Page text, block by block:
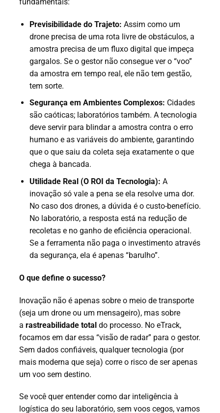
Previsibilidade do Trajeto: Assim como um
drone precisa de uma rota livre de obstáculos, a
amostra precisa de um fluxo digital que impeça
gargalos. Se o gestor não consegue ver o “voo”
da amostra em tempo real, ele não tem gestão,
tem sorte.
Segurança em Ambientes Complexos: Cidades
são caóticas; laboratórios também. A tecnologia
deve servir para blindar a amostra contra o erro
humano e as variáveis do ambiente, garantindo
que o que saiu da coleta seja exatamente o que
chega à bancada.
Utilidade Real (O ROI da Tecnologia): A
inovação só vale a pena se ela resolve uma dor.
No caso dos drones, a dúvida é o custo-benefício.
No laboratório, a resposta está na redução de
recoletas e no ganho de eficiência operacional.
Se a ferramenta não paga o investimento através
da segurança, ela é apenas “barulho”.
O que define o sucesso?
Inovação não é apenas sobre o meio de transporte
(seja um drone ou um mensageiro), mas sobre
a rastreabilidade total do processo. No eTrack,
focamos em dar essa “visão de radar” para o gestor.
Sem dados confiáveis, qualquer tecnologia (por
mais moderna que seja) corre o risco de ser apenas
um voo sem destino.
Se você quer entender como dar inteligência à
logística do seu laboratório, sem voos cegos, vamos